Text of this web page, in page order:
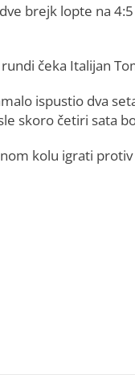
brejk lopte na
čeka Italijan
ispustio dva
skoro četiri sata
kolu igrati